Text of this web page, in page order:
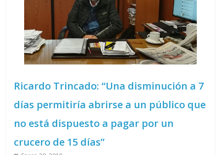
Ricardo Trincado: “Una disminución a 7
días permitiría abrirse a un público que
no está dispuesto a pagar por un
crucero de 15 días”